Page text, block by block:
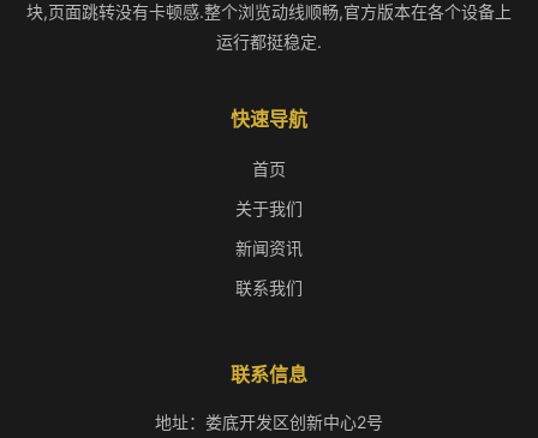
块,页面跳转没有卡顿感.整个浏览动线顺畅,官方版本在各个设备上
运行都挺稳定.
快速导航
首页
关于我们
新闻资讯
联系我们
联系信息
地址：娄底开发区创新中心2号